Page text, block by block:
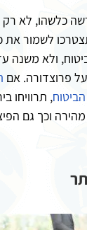
כלשהו, לא
לשמור
ולא משנה
פרוצדורה. אם
, תרוויחו
וכך גם